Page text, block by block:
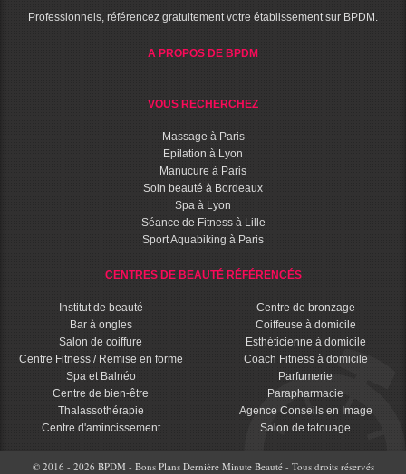
Professionnels, référencez gratuitement votre établissement sur BPDM.
A PROPOS DE BPDM
VOUS RECHERCHEZ
Massage à Paris
Epilation à Lyon
Manucure à Paris
Soin beauté à Bordeaux
Spa à Lyon
Séance de Fitness à Lille
Sport Aquabiking à Paris
CENTRES DE BEAUTÉ RÉFÉRENCÉS
Institut de beauté
Bar à ongles
Salon de coiffure
Centre Fitness / Remise en forme
Spa et Balnéo
Centre de bien-être
Thalassothérapie
Centre d'amincissement
Centre de bronzage
Coiffeuse à domicile
Esthéticienne à domicile
Coach Fitness à domicile
Parfumerie
Parapharmacie
Agence Conseils en Image
Salon de tatouage
© 2016 - 2026 BPDM - Bons Plans Dernière Minute Beauté - Tous droits réservés